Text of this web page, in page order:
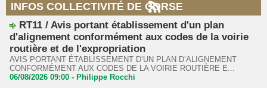
INFOS COLLECTIVITÉ DE CORSE
RT11 / Avis portant établissement d'un plan
d'alignement conformément aux codes de la voirie
routière et de l'expropriation
AVIS PORTANT ÉTABLISSEMENT D’UN PLAN D’ALIGNEMENT
CONFORMÉMENT AUX CODES DE LA VOIRIE ROUTIÈRE E...
06/08/2026 09:00 - Philippe Rocchi